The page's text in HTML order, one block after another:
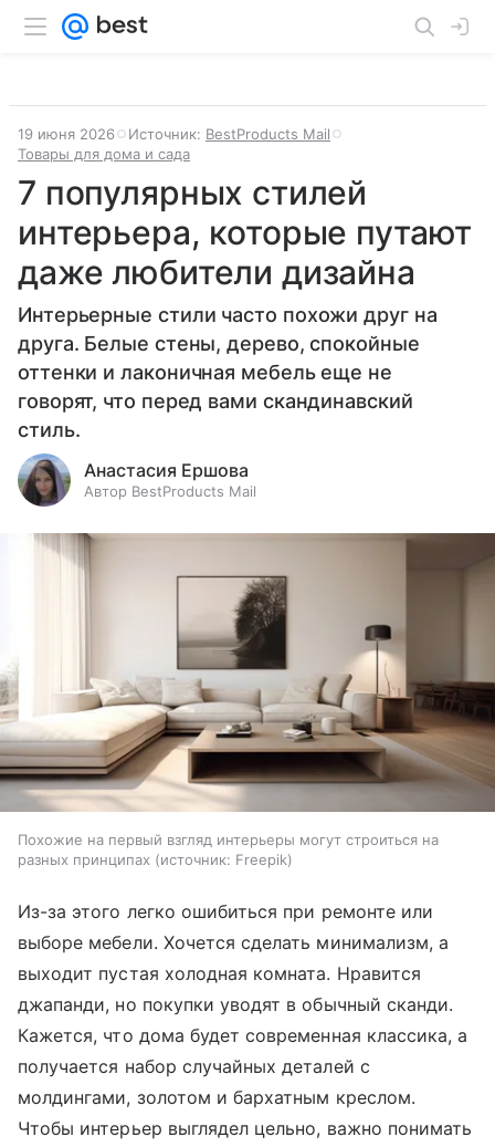
19 июня 2026 Источник: BestProducts Mail
Товары для дома и сада
7 популярных стилей
интерьера, которые путают
даже любители дизайна
Интерьерные стили часто похожи друг на
друга. Белые стены, дерево, спокойные
оттенки и лаконичная мебель еще не
говорят, что перед вами скандинавский
стиль.
Анастасия Ершова
Автор BestProducts Mail
Похожие на первый взгляд интерьеры могут строиться на
разных принципах
источник: Freepik
Из-за этого легко ошибиться при ремонте или
выборе мебели. Хочется сделать минимализм, а
выходит пустая холодная комната. Нравится
джапанди, но покупки уводят в обычный сканди.
Кажется, что дома будет современная классика, а
получается набор случайных деталей с
молдингами, золотом и бархатным креслом.
Чтобы интерьер выглядел цельно, важно понимать